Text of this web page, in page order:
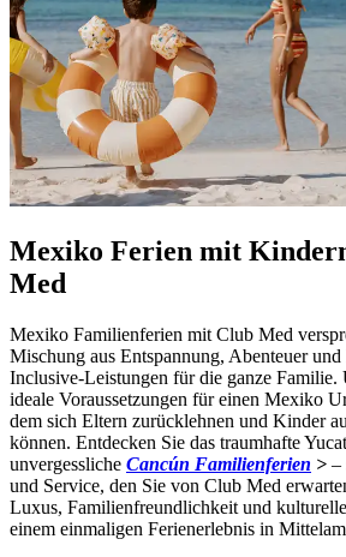
Mexiko Ferien mit
Med
Mexiko Familienferien mit Club Med
Mischung aus Entspannung, Abenteuer
Inclusive-Leistungen für die ganze Familie.
ideale Voraussetzungen für einen Mexiko
dem sich Eltern zurücklehnen und Kinder
können. Entdecken Sie das traumhafte
unvergessliche Cancún Familienferien > –
und Service, den Sie von Club Med
Luxus, Familienfreundlichkeit und
einem einmaligen Ferienerlebnis in